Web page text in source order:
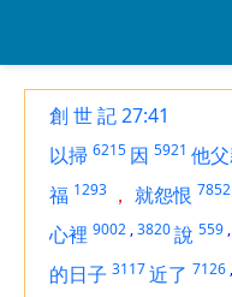
創 世 記 27:41
以掃 6215 因 5921 他
福 1293 ， 就怨恨 7852
心裡 9002 ,3820說 559 ,
的日子 3117近了 7126 ,